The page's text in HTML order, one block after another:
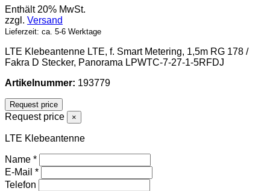
Enthält 20% MwSt.
zzgl. Versand
Lieferzeit: ca. 5-6 Werktage
LTE Klebeantenne LTE, f. Smart Metering, 1,5m RG 178 /
Fakra D Stecker, Panorama LPWTC-7-27-1-5RFDJ
Artikelnummer: 193779
Request price
Request price ×
LTE Klebeantenne
Name *
E-Mail *
Telefon